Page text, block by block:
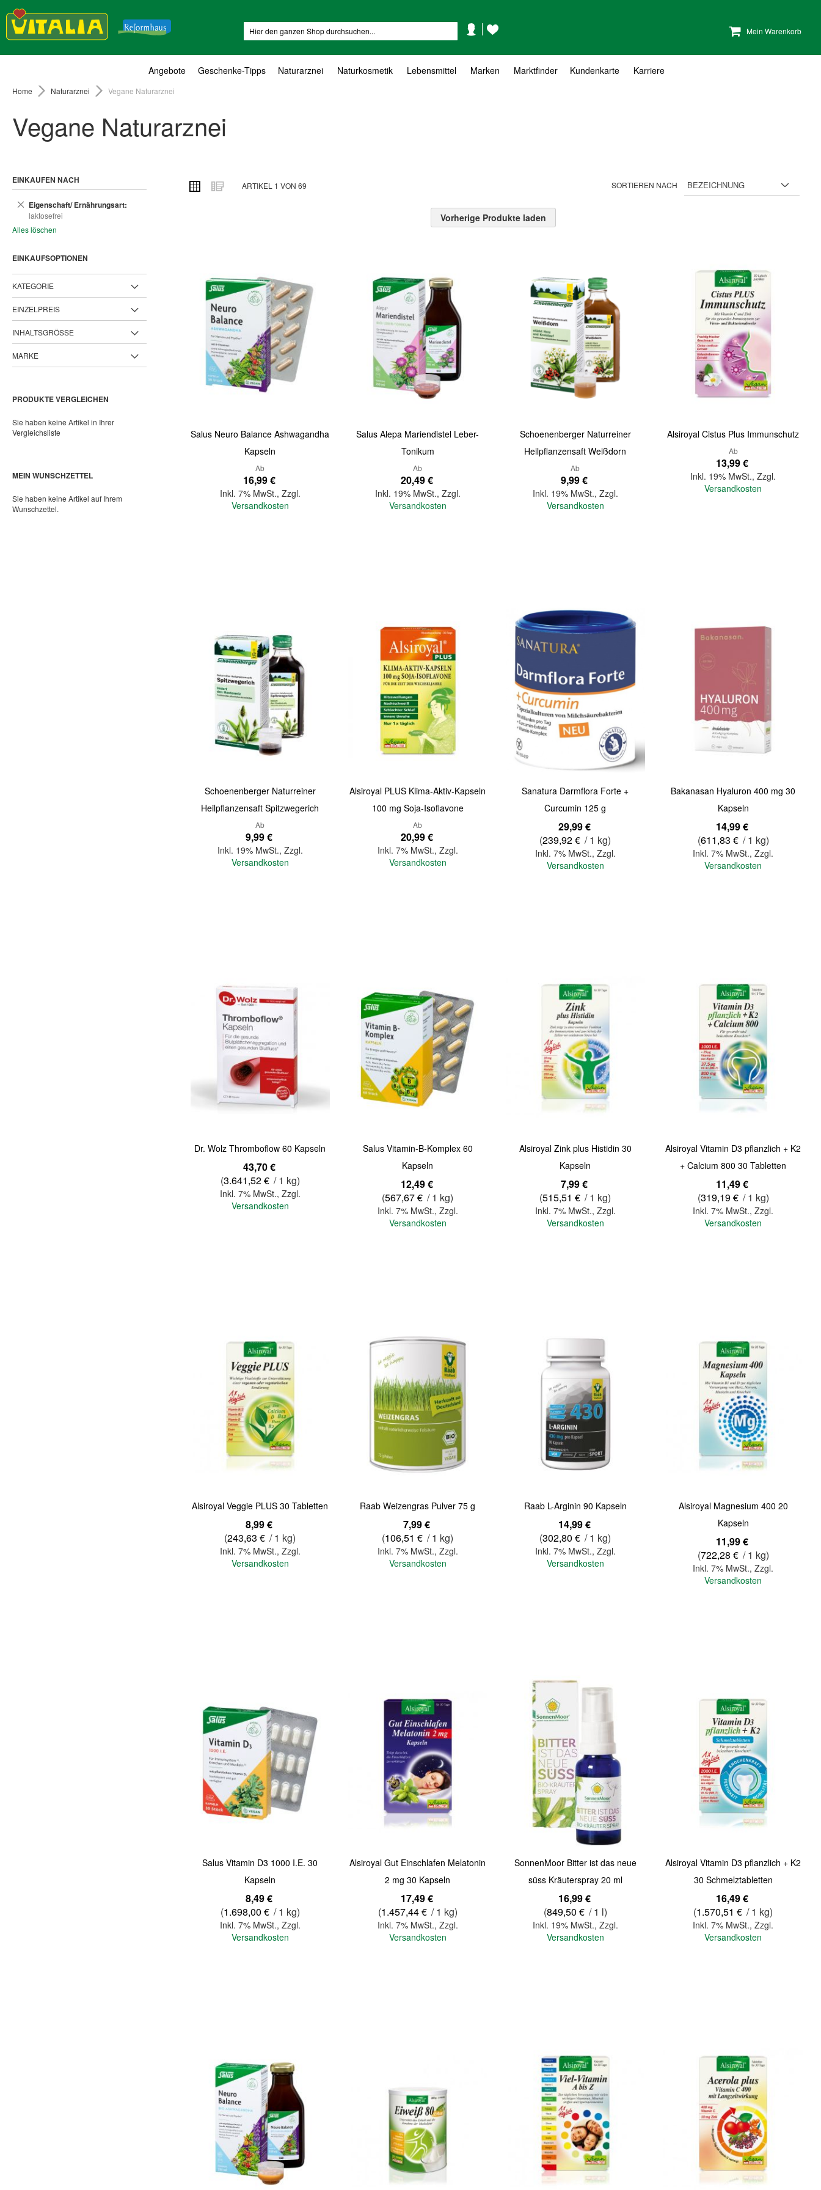
Mein Warenkorb
KontoWunschzettel
Angebote Geschenke-Tipps Naturarznei Naturkosmetik Lebensmittel Marken Marktfinder Kundenkarte Karriere
Home Naturarznei Vegane Naturarznei
Vegane Naturarznei
ANSICHT
ALS
Raster ListeARTIKEL 1 VON 69 SORTIEREN NACH
Vorherige Produkte laden
Salus Neuro Balance Ashwagandha
Kapseln
Ab
16,99 €
Inkl. 7% MwSt., Zzgl.
Versandkosten
Salus Alepa Mariendistel Leber-
Tonikum
Ab
20,49 €
Inkl. 19% MwSt., Zzgl.
Versandkosten
Quickview
Schoenenberger Naturreiner
Heilpflanzensaft Weißdorn
Ab
9,99 €
Inkl. 19% MwSt., Zzgl.
Versandkosten
Quickview
Alsiroyal Cistus Plus Immunschutz
Ab
13,99 €
Inkl. 19% MwSt.,Zzgl.
Versandkosten
Quickview
Schoenenberger Naturreiner
Heilpflanzensaft Spitzwegerich
Ab
9,99 €
Inkl. 19% MwSt., Zzgl.
Versandkosten
Quickview
Alsiroyal PLUS Klima-Aktiv-Kapseln
100 mg Soja-Isoflavone
Ab
20,99 €
Inkl. 7% MwSt., Zzgl.
Versandkosten
Quickview
Sanatura Darmflora Forte +
Curcumin 125 g
29,99 €
(239,92 € / 1 kg)
Inkl. 7% MwSt., Zzgl.
Versandkosten
Quickview
Bakanasan Hyaluron 400 mg 30
Kapseln
14,99 €
(611,83 € / 1 kg)
Inkl. 7% MwSt.,Zzgl.
Versandkosten
Quickview
Dr. Wolz Thromboflow 60 Kapseln
43,70 €
(3.641,52 € / 1 kg)
Inkl. 7% MwSt., Zzgl.
Versandkosten
Quickview
Salus Vitamin-B-Komplex 60
Kapseln
12,49 €
(567,67 € / 1 kg)
Inkl. 7% MwSt., Zzgl.
Versandkosten
Quickview
Alsiroyal Zink plus Histidin 30
Kapseln
7,99 €
(515,51 € / 1 kg)
Inkl. 7% MwSt., Zzgl.
Versandkosten
Alsiroyal Vitamin D3 pflanzlich + K2
+ Calcium 800 30 Tabletten
11,49 €
(319,19 € / 1 kg)
Inkl. 7% MwSt.,Zzgl.
Versandkosten
Alsiroyal Veggie PLUS 30 Tabletten
8,99 €
(243,63 € / 1 kg)
Inkl. 7% MwSt., Zzgl.
Versandkosten
Quickview
Raab Weizengras Pulver 75 g
7,99 €
(106,51 € / 1 kg)
Inkl. 7% MwSt., Zzgl.
Versandkosten
Quickview
Raab L-Arginin 90 Kapseln
14,99 €
(302,80 € / 1 kg)
Inkl. 7% MwSt., Zzgl.
Versandkosten
Quickview
Alsiroyal Magnesium 400 20
Kapseln
11,99 €
(722,28 € / 1 kg)
Inkl. 7% MwSt.,Zzgl.
Versandkosten
Quickview
Salus Vitamin D3 1000 I.E. 30
Kapseln
8,49 €
(1.698,00 € / 1 kg)
Inkl. 7% MwSt., Zzgl.
Versandkosten
Quickview
Alsiroyal Gut Einschlafen Melatonin
2 mg 30 Kapseln
17,49 €
(1.457,44 € / 1 kg)
Inkl. 7% MwSt., Zzgl.
Versandkosten
SonnenMoor Bitter ist das neue
süss Kräuterspray 20 ml
16,99 €
(849,50 € / 1 l)
Inkl. 19% MwSt., Zzgl.
Versandkosten
Quickview
Alsiroyal Vitamin D3 pflanzlich + K2
30 Schmelztabletten
16,49 €
(1.570,51 € / 1 kg)
Inkl. 7% MwSt.,Zzgl.
Versandkosten
Quickview
EINKAUFEN NACH
Eigenschaft/ Ernährungsart
laktosefrei
Dies
entfernen
Alles löschen
EINKAUFSOPTIONEN
KATEGORIE
EINZELPREIS
INHALTSGRÖSSE
MARKE
PRODUKTE VERGLEICHEN
Sie haben keine Artikel in Ihrer
Vergleichsliste
MEIN WUNSCHZETTEL
Sie haben keine Artikel auf Ihrem
Wunschzettel.